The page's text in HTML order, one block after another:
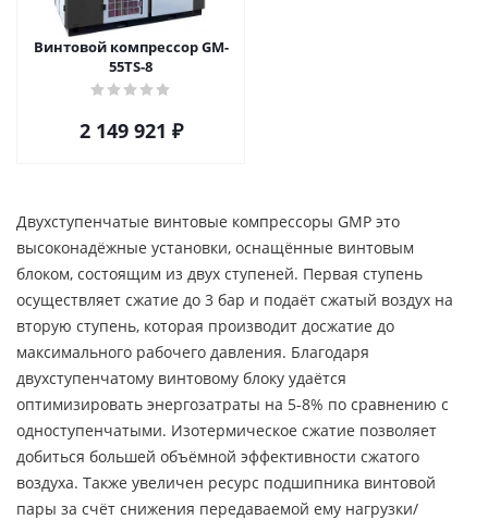
Винтовой компрессор GM-
55TS-8
2 149 921 ₽
Двухступенчатые винтовые компрессоры GMP это
высоконадёжные установки, оснащённые винтовым
блоком, состоящим из двух ступеней. Первая ступень
осуществляет сжатие до 3 бар и подаёт сжатый воздух на
вторую ступень, которая производит досжатие до
максимального рабочего давления. Благодаря
двухступенчатому винтовому блоку удаётся
оптимизировать энергозатраты на 5-8% по сравнению с
одноступенчатыми. Изотермическое сжатие позволяет
добиться большей объёмной эффективности сжатого
воздуха. Также увеличен ресурс подшипника винтовой
пары за счёт снижения передаваемой ему нагрузки/